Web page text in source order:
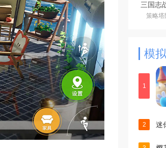
三国志
版安卓
客户端
策略塔
模
1
2